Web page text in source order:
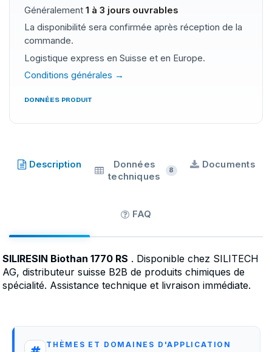
Généralement 1 à 3 jours ouvrables
La disponibilité sera confirmée après réception de la
commande.
Logistique express en Suisse et en Europe.
Conditions générales →
DONNÉES PRODUIT
Description
Données
techniques
8
Documents
FAQ
SILIRESIN Biothan 1770 RS . Disponible chez SILITECH
AG, distributeur suisse B2B de produits chimiques de
spécialité. Assistance technique et livraison immédiate.
THÈMES ET DOMAINES D'APPLICATION